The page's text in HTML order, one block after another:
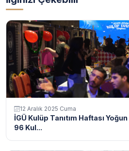
12 Aralık 2025 Cuma
İGÜ Kulüp Tanıtım Haftası
96 Kul...